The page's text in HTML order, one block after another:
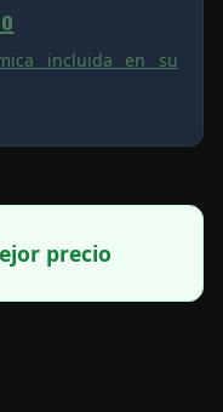
incluida en su
precio